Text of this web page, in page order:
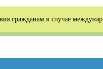
гражданам в случае